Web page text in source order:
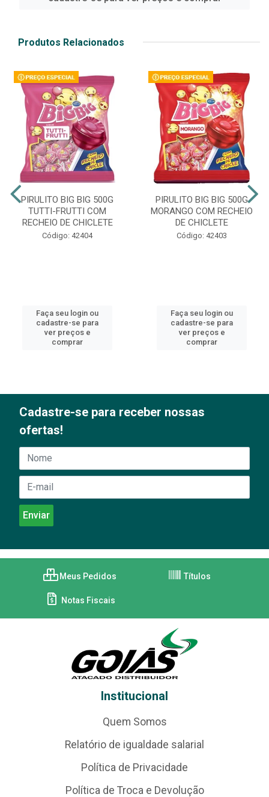
Produtos Relacionados
PIRULITO BIG BIG 500G
TUTTI-FRUTTI COM
RECHEIO DE CHICLETE
Código: 42404
Faça seu login ou
cadastre-se para
ver preços e
comprar
PIRULITO BIG BIG 500G
MORANGO COM RECHEIO
DE CHICLETE
Código: 42403
Faça seu login ou
cadastre-se para
ver preços e
comprar
Cadastre-se para receber nossas
ofertas!
Meus Pedidos Títulos
Notas Fiscais
Institucional
Quem Somos
Relatório de igualdade salarial
Política de Privacidade
Política de Troca e Devolução